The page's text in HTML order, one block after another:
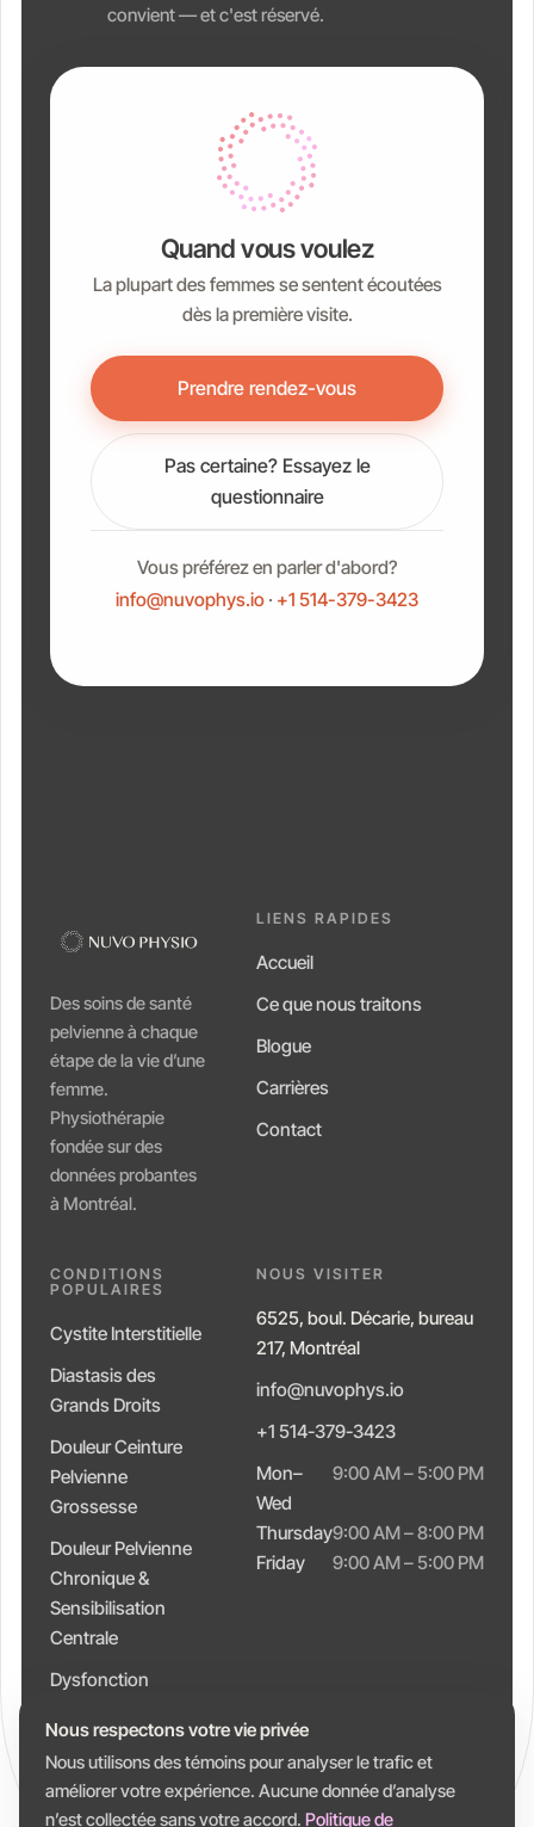
convient — et c'est réservé.
Quand vous voulez
La plupart des femmes se sentent écoutées
dès la première visite.
Prendre rendez-vous
Pas certaine? Essayez le
questionnaire
Vous préférez en parler d'abord?
info@nuvophys.io · +1 514-379-3423
Des soins de santé
pelvienne à chaque
étape de la vie d’une
femme.
Physiothérapie
fondée sur des
données probantes
à Montréal.
LIENS RAPIDES
Accueil
Ce que nous traitons
Blogue
Carrières
Contact
CONDITIONS
POPULAIRES
Cystite Interstitielle
Diastasis des
Grands Droits
Douleur Ceinture
Pelvienne
Grossesse
Douleur Pelvienne
Chronique &
Sensibilisation
Centrale
Dysfonction
Constipation
NOUS VISITER
6525, boul. Décarie, bureau
217, Montréal
info@nuvophys.io
+1 514-379-3423
Mon–
Wed
9:00 AM – 5:00 PM
Thursday9:00 AM – 8:00 PM
Friday
9:00 AM – 5:00 PM
Nous respectons votre vie privée
Nous utilisons des témoins pour analyser le trafic et
améliorer votre expérience. Aucune donnée d’analyse
n’est collectée sans votre accord. Politique de